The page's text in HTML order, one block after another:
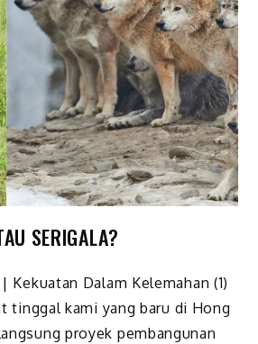
SERIGALA?
Kekuatan Dalam Kelemahan (1)
tinggal kami yang baru di Hong
proyek pembangunan